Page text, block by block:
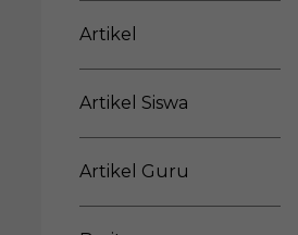
Artikel
Artikel Siswa
Artikel Guru